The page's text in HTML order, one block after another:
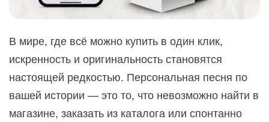
В мире, где всё можно купить в один клик,
искренность и оригинальность становятся
настоящей редкостью. Персональная песня по
вашей истории — это то, что невозможно найти в
магазине, заказать из каталога или спонтанно